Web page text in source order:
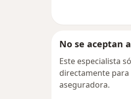
No se aceptan
Este especialista
directamente
aseguradora.